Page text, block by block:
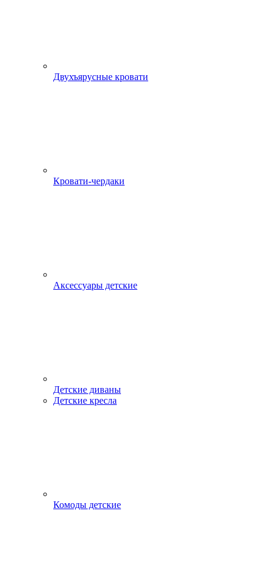
Двухъярусные кровати
Кровати-чердаки
Аксессуары детские
Детские диваны
Детские кресла
Комоды детские